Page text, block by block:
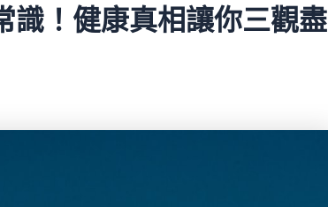
！健康真相讓你三觀盡